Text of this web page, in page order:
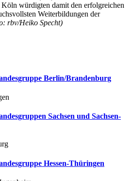
würdigten damit den erfolgreichen
Weiterbildungen der
rbv/Heiko Specht)
Berlin/Brandenburg
Sachsen und Sachsen-
Hessen-Thüringen